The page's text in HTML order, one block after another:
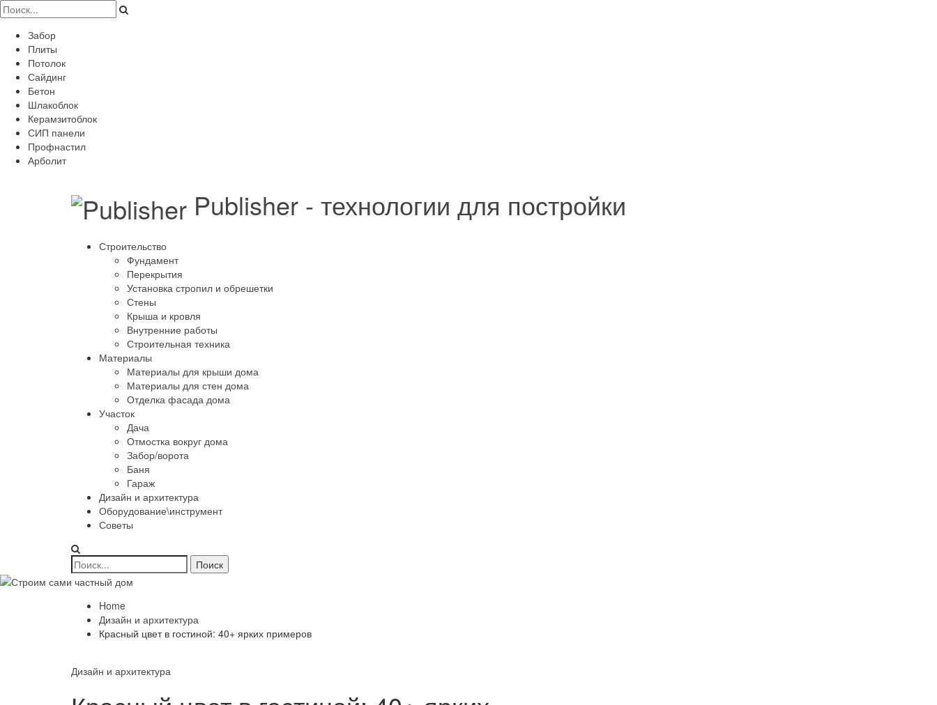
Забор
Плиты
Потолок
Сайдинг
Бетон
Шлакоблок
Керамзитоблок
СИП панели
Профнастил
Арболит
Publisher - технологии для постройки
Строительство
Фундамент
Перекрытия
Установка стропил и обрешетки
Стены
Крыша и кровля
Внутренние работы
Строительная техника
Материалы
Материалы для крыши дома
Материалы для стен дома
Отделка фасада дома
Участок
Дача
Отмостка вокруг дома
Забор/ворота
Баня
Гараж
Дизайн и архитектура
Оборудование\инструмент
Советы
Home
Дизайн и архитектура
Красный цвет в гостиной: 40+ ярких примеров
Дизайн и архитектура